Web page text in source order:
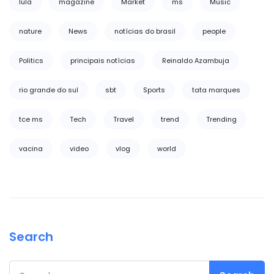
nature News notícias do brasil people
Politics principais notícias Reinaldo Azambuja
rio grande do sul sbt Sports tata marques
tce ms Tech Travel trend Trending
vacina video vlog world
Search
Search for: